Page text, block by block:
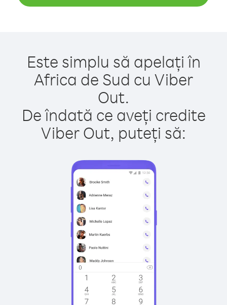
Este simplu să apelați în
Africa de Sud cu Viber
Out.
De îndată ce aveți credite
Viber Out, puteți să: